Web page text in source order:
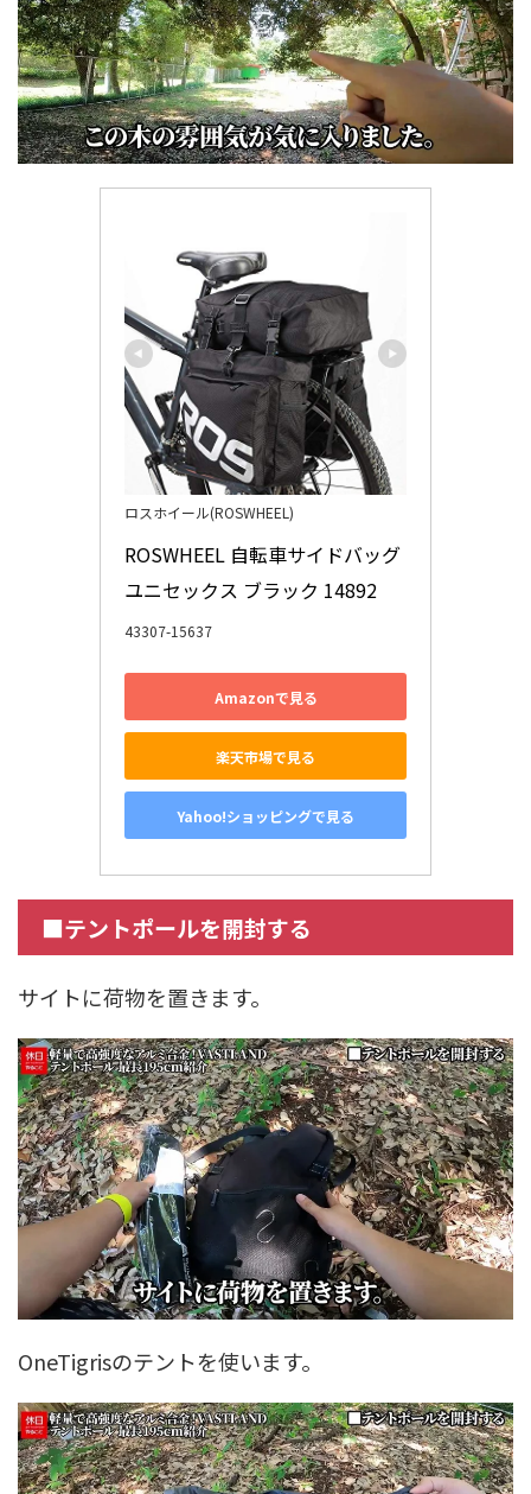
ロスホイール(ROSWHEEL)
ROSWHEEL 自転車サイドバッグ
ユニセックス ブラック 14892
43307-15637
Amazonで見る
楽天市場で見る
Yahoo!ショッピングで見る
■テントポールを開封する
サイトに荷物を置きます。
OneTigrisのテントを使います。